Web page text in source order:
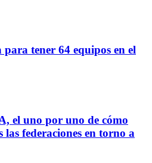
tener 64 equipos en el
el uno por uno de cómo
federaciones en torno a